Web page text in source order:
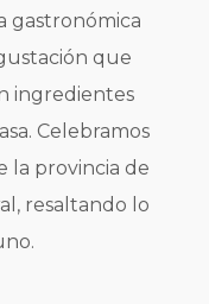
gastronómica
que
ingredientes
Celebramos
la provincia de
resaltando lo